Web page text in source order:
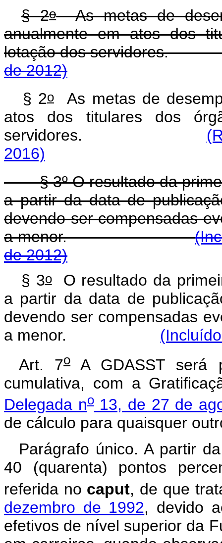
§ 2oAs metas de
anualmente em atos dos
lotação dos
de 2012)
§ 2o
As metas de
atos dos titulares dos
servidores.
2016)
§ 3º O resultado da
a partir da data de
devendo ser compensadas
a menor.
de 2012)
§ 3oO resultado da
a partir da data de
devendo ser compensadas
a menor.
Art. 7oA GDASST será
cumulativa, com a
Delegada no13, de 27 de
de cálculo para quaisquer
Parágrafo único. A partir
40 (quarenta) pontos
referida no caput, de que
dezembro de 1992, devido
efetivos de nível superior da